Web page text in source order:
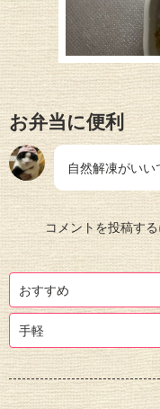
お弁当に便利
自然解凍がいい
コメントを投稿す
おすすめ
手軽